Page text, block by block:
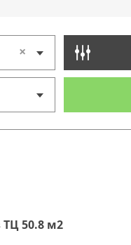
×
50.8 м2